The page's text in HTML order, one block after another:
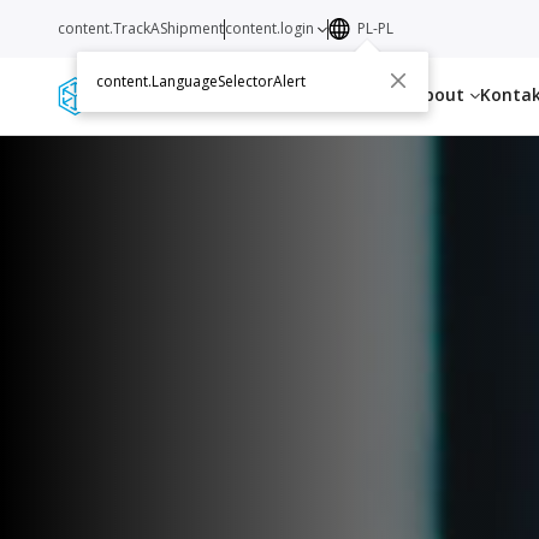
Services Resources About
content.TrackAShipmentcontent.login PL-PL
content.LanguageSelectorAlert